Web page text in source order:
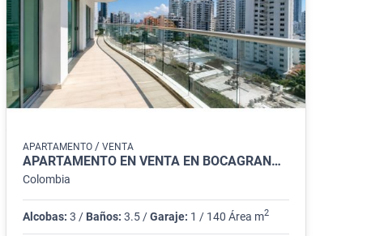
APARTAMENTO /VENTA
APARTAMENTO EN VENTA EN BOCAGRANDE, CARTAGENA
Colombia
Alcobas: 3 / Baños: 3.5 /Garaje: 1 / 140 Área m2